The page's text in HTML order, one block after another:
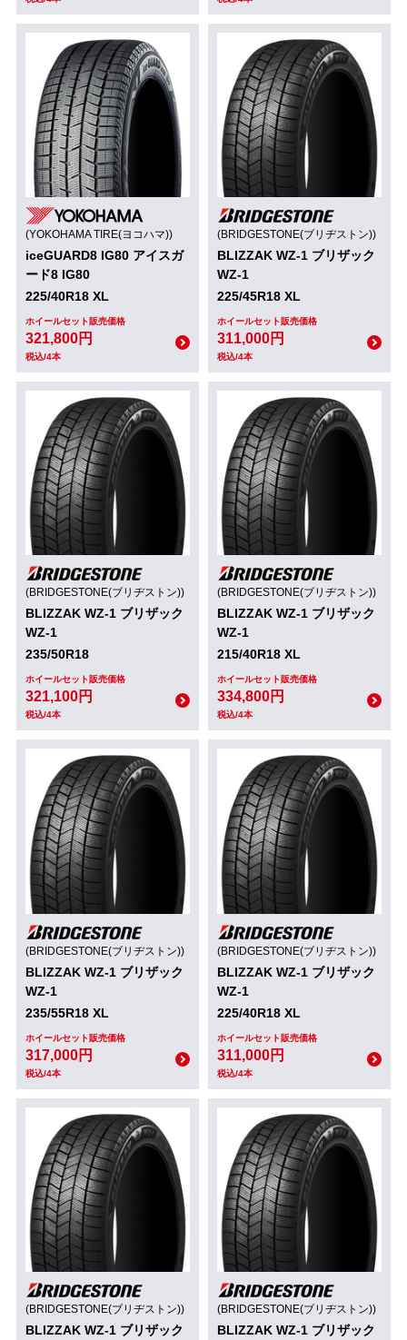
(YOKOHAMA TIRE(ヨコハマ))
iceGUARD8 IG80 アイスガ
ード8 IG80
225/40R18 XL
ホイールセット販売価格
321,800円
税込/4本
(BRIDGESTONE(ブリヂストン))
BLIZZAK WZ-1 ブリザック
WZ-1
225/45R18 XL
ホイールセット販売価格
311,000円
税込/4本
(BRIDGESTONE(ブリヂストン))
BLIZZAK WZ-1 ブリザック
WZ-1
235/50R18
ホイールセット販売価格
321,100円
税込/4本
(BRIDGESTONE(ブリヂストン))
BLIZZAK WZ-1 ブリザック
WZ-1
215/40R18 XL
ホイールセット販売価格
334,800円
税込/4本
(BRIDGESTONE(ブリヂストン))
BLIZZAK WZ-1 ブリザック
WZ-1
235/55R18 XL
ホイールセット販売価格
317,000円
税込/4本
(BRIDGESTONE(ブリヂストン))
BLIZZAK WZ-1 ブリザック
WZ-1
225/40R18 XL
ホイールセット販売価格
311,000円
税込/4本
(BRIDGESTONE(ブリヂストン))
BLIZZAK WZ-1 ブリザック
(BRIDGESTONE(ブリヂストン))
BLIZZAK WZ-1 ブリザック